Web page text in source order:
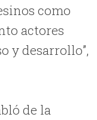
como
actores
y desarrollo”,
de la